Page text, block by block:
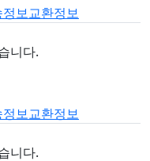
보교환정보
니다.
보교환정보
니다.